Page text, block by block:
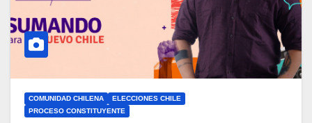
COMUNIDAD CHILENA
ELECCIONES CHILE
PROCESO CONSTITUYENTE